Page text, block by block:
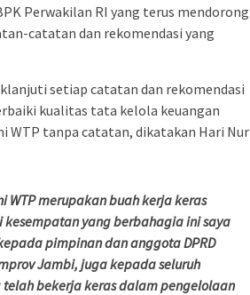
Perwakilan RI yang terus mendorong
catatan dan rekomendasi yang
setiap catatan dan rekomendasi
kualitas tata kelola keuangan
WTP tanpa catatan, dikatakan Hari Nur
WTP merupakan buah kerja keras
yang berbahagia ini saya
pimpinan dan anggota DPRD
Jambi, juga kepada seluruh
bekerja keras dalam pengelolaan